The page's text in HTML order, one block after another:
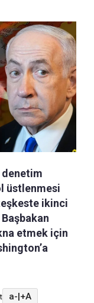
denetim
üstlenmesi
ikinci
etmek için
a-|+A